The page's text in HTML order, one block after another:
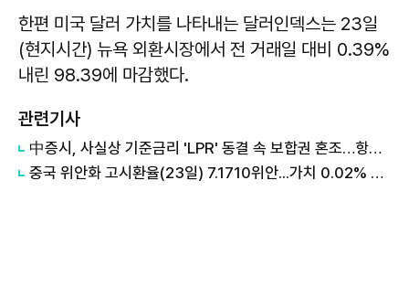
한편 미국 달러 가치를 나타내는 달러인덱스는 23일
(현지시간) 뉴욕 외환시장에서 전 거래일 대비 0.39%
내린 98.39에 마감했다.
관련기사
中증시, 사실상 기준금리 'LPR' 동결 속 보합권 혼조…항셍은 강세
중국 위안화 고시환율(23일) 7.1710위안...가치 0.02% 하락